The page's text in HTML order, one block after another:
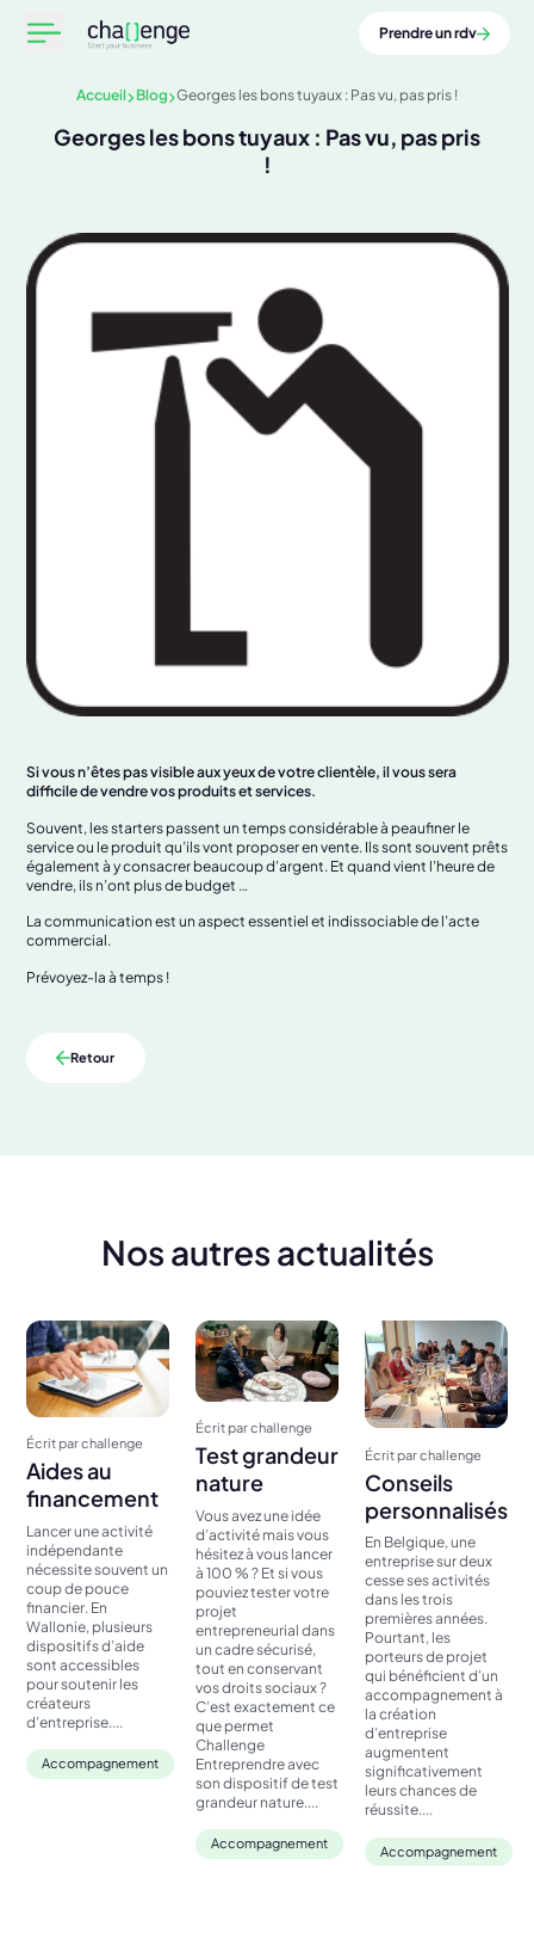
Prendre un rdv
Accueil Blog Georges les bons tuyaux : Pas vu, pas pris !
Georges les bons tuyaux : Pas vu, pas pris
!
Si vous n’êtes pas visible aux yeux de votre clientèle, il vous sera
difficile de vendre vos produits et services.
Souvent, les starters passent un temps considérable à peaufiner le
service ou le produit qu’ils vont proposer en vente. Ils sont souvent prêts
également à y consacrer beaucoup d’argent. Et quand vient l’heure de
vendre, ils n’ont plus de budget …
La communication est un aspect essentiel et indissociable de l’acte
commercial.
Prévoyez-la à temps !
Retour
Nos autres actualités
Écrit par challenge
Aides au
financement
Lancer une activité
indépendante
nécessite souvent un
coup de pouce
financier. En
Wallonie, plusieurs
dispositifs d’aide
sont accessibles
pour soutenir les
créateurs
d’entreprise....
Accompagnement
Écrit par challenge
Test grandeur
nature
Vous avez une idée
d’activité mais vous
hésitez à vous lancer
à 100 % ? Et si vous
pouviez tester votre
projet
entrepreneurial dans
un cadre sécurisé,
tout en conservant
vos droits sociaux ?
C’est exactement ce
que permet
Challenge
Entreprendre avec
son dispositif de test
grandeur nature....
Accompagnement
Écrit par challenge
Conseils
personnalisés
En Belgique, une
entreprise sur deux
cesse ses activités
dans les trois
premières années.
Pourtant, les
porteurs de projet
qui bénéficient d’un
accompagnement à
la création
d’entreprise
augmentent
significativement
leurs chances de
réussite....
Accompagnement